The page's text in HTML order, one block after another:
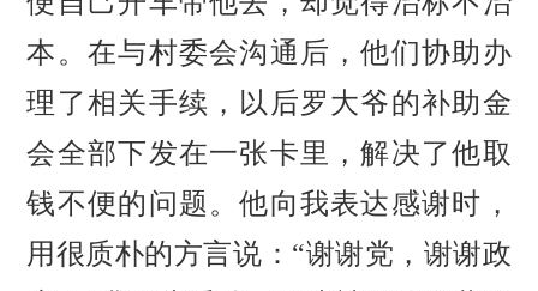
本。在与村委会沟通后，他们协助办
理了相关手续，以后罗大爷的补助金
会全部下发在一张卡里，解决了他取
钱不便的问题。他向我表达感谢时，
用很质朴的方言说：“谢谢党，谢谢政